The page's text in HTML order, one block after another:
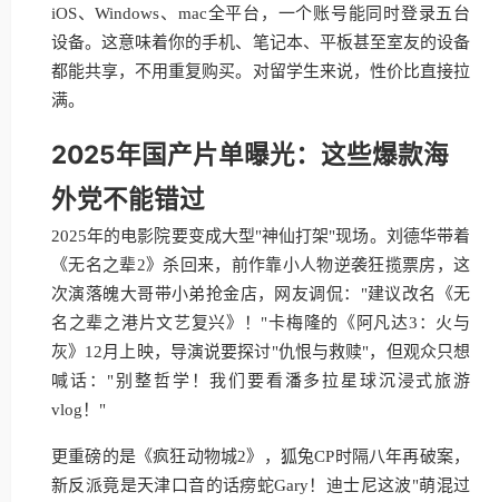
iOS、Windows、mac全平台，一个账号能同时登录五台
设备。这意味着你的手机、笔记本、平板甚至室友的设备
都能共享，不用重复购买。对留学生来说，性价比直接拉
满。
2025年国产片单曝光：这些爆款海
外党不能错过
2025年的电影院要变成大型"神仙打架"现场。刘德华带着
《无名之辈2》杀回来，前作靠小人物逆袭狂揽票房，这
次演落魄大哥带小弟抢金店，网友调侃："建议改名《无
名之辈之港片文艺复兴》！"卡梅隆的《阿凡达3：火与
灰》12月上映，导演说要探讨"仇恨与救赎"，但观众只想
喊话："别整哲学！我们要看潘多拉星球沉浸式旅游
vlog！"
更重磅的是《疯狂动物城2》，狐兔CP时隔八年再破案，
新反派竟是天津口音的话痨蛇Gary！迪士尼这波"萌混过